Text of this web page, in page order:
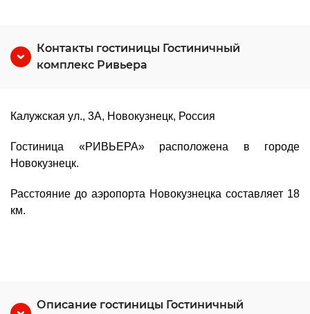
Контакты гостиницы Гостиничный
комплекс Ривьера
Калужская ул., 3А, Новокузнецк, Россия
Гостиница «РИВЬЕРА» расположена в городе
Новокузнецк.
Расстояние до аэропорта Новокузнецка составляет 18
км.
Описание гостиницы Гостиничный